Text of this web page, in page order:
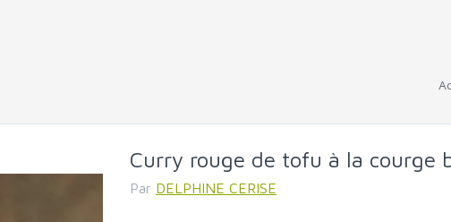
Curry rouge de tofu à la courge
Par DELPHINE CERISE